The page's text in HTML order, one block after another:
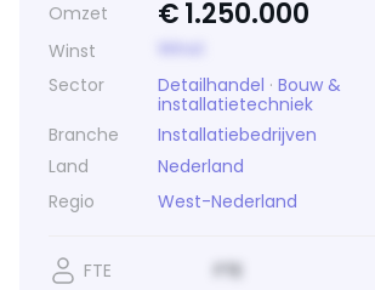
Omzet €1.250.000
Winst
Sector
Detailhandel · Bouw &
installatietechniek
Branche
Installatiebedrijven
Land
Nederland
Regio
West-Nederland
FTE
FTE